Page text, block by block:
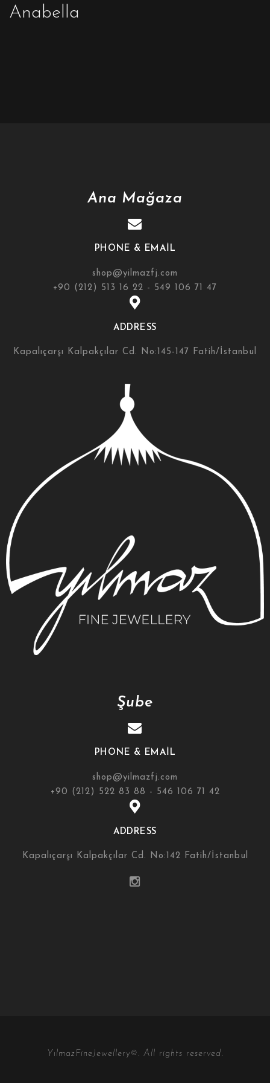
Anabella
Ana Mağaza
PHONE & EMAIL
shop@yilmazfj.com
+90 (212) 513 16 22 - 549 106 71 47
ADDRESS
Kapalıçarşı Kalpakçılar Cd. No:145-147 Fatih/İstanbul
Şube
PHONE & EMAIL
shop@yilmazfj.com
+90 (212) 522 83 88 - 546 106 71 42
ADDRESS
Kapalıçarşı Kalpakçılar Cd. No:142 Fatih/İstanbul
YılmazFineJewellery©. All rights reserved.